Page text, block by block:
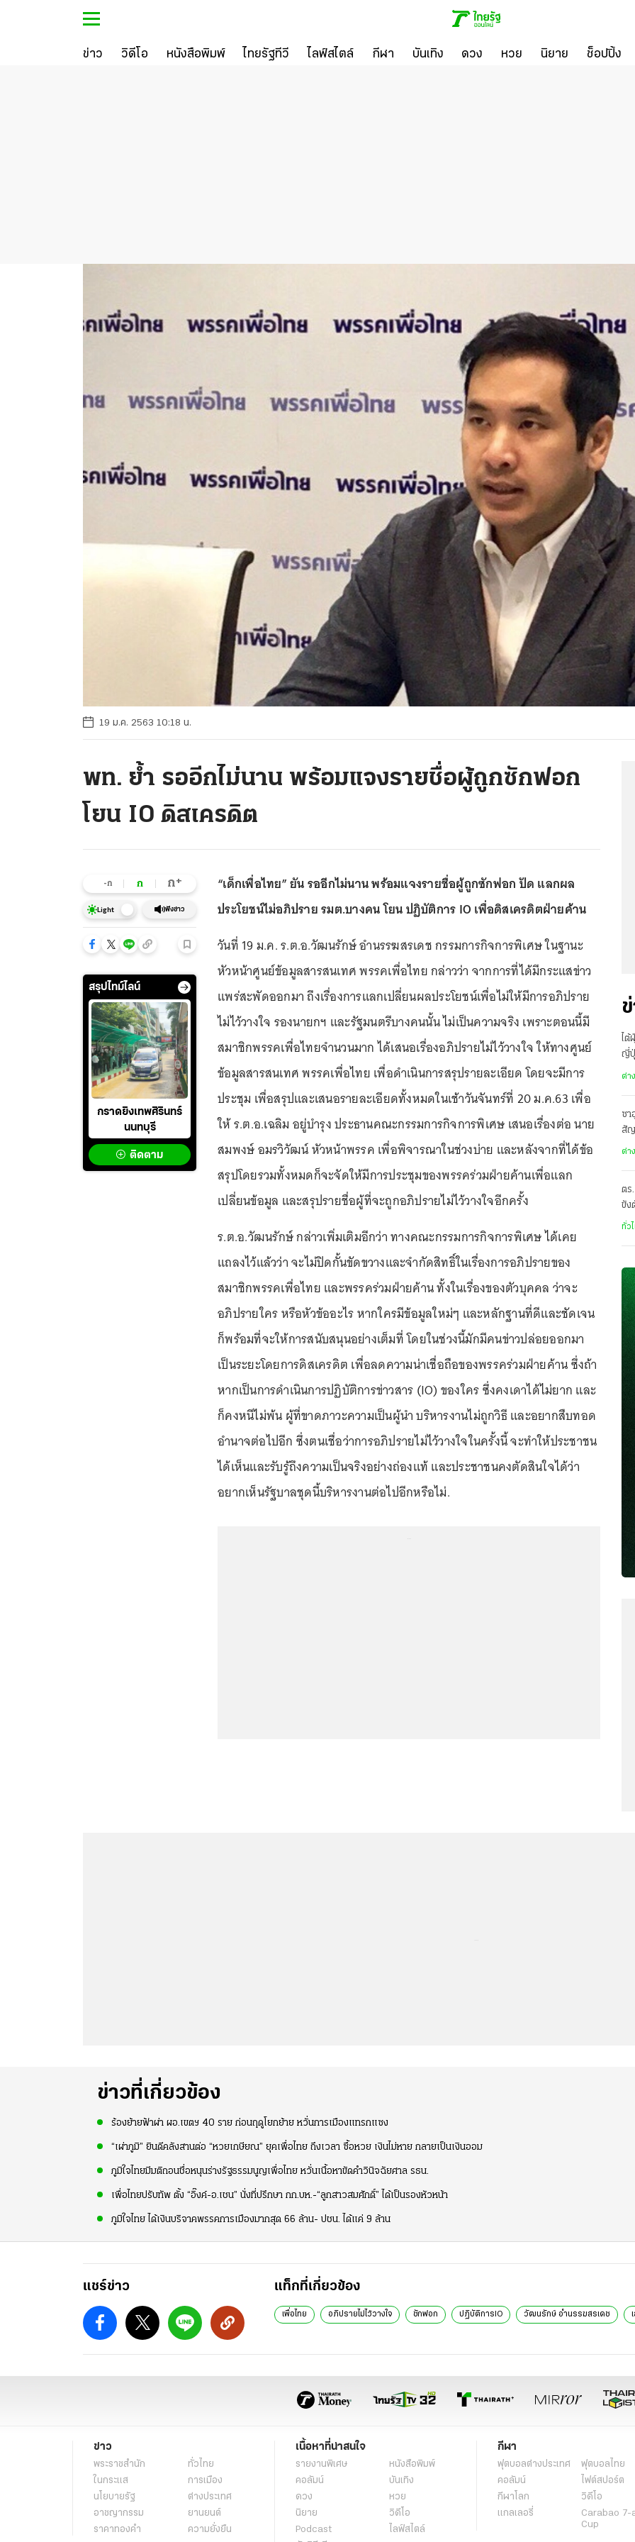
ข่าว วิดีโอ หนังสือพิมพ์ ไทยรัฐทีวี ไลฟ์สไตล์ กีฬา บันเทิง ดวง หวย นิยาย ช็อปปิ้ง
19 ม.ค. 2563 10:18 น.
พท. ย้ำ รออีกไม่นาน พร้อมแจงรายชื่อผู้ถูกซักฟอก
โยน IO ดิสเครดิต
-ก ก ก+
Light ฟังข่าว
สรุปไทม์ไลน์
กราดยิงเทพศิรินทร์
นนทบุรี
ติดตาม
“เด็กเพื่อไทย” ยัน รออีกไม่นาน พร้อมแจงรายชื่อผู้ถูกซักฟอก ปัด แลกผล
ประโยชน์ไม่อภิปราย รมต.บางคน โยน ปฏิบัติการ IO เพื่อดิสเครดิตฝ่ายค้าน
วันที่ 19 ม.ค. ร.ต.อ.วัฒนรักษ์ อำนรรฆสรเดช กรรมการกิจการพิเศษ ในฐานะ
หัวหน้าศูนย์ข้อมูลสารสนเทศ พรรคเพื่อไทย กล่าวว่า จากการที่ได้มีกระแสข่าว
แพร่สะพัดออกมา ถึงเรื่องการแลกเปลี่ยนผลประโยชน์เพื่อไม่ให้มีการอภิปราย
ไม่ไว้วางใจ รองนายกฯ และรัฐมนตรีบางคนนั้น ไม่เป็นความจริง เพราะตอนนี้มี
สมาชิกพรรคเพื่อไทยจำนวนมาก ได้เสนอเรื่องอภิปรายไม่ไว้วางใจ ให้ทางศูนย์
ข้อมูลสารสนเทศ พรรคเพื่อไทย เพื่อดำเนินการสรุปรายละเอียด โดยจะมีการ
ประชุม เพื่อสรุปและเสนอรายละเอียดทั้งหมดในเช้าวันจันทร์ที่ 20 ม.ค.63 เพื่อ
ให้ ร.ต.อ.เฉลิม อยู่บำรุง ประธานคณะกรรมการกิจการพิเศษ เสนอเรื่องต่อ นาย
สมพงษ์ อมรวิวัฒน์ หัวหน้าพรรค เพื่อพิจารณาในช่วงบ่าย และหลังจากที่ได้ข้อ
สรุปโดยรวมทั้งหมดก็จะจัดให้มีการประชุมของพรรคร่วมฝ่ายค้านเพื่อแลก
เปลี่ยนข้อมูล และสรุปรายชื่อผู้ที่จะถูกอภิปรายไม่ไว้วางใจอีกครั้ง
ร.ต.อ.วัฒนรักษ์ กล่าวเพิ่มเติมอีกว่า ทางคณะกรรมการกิจการพิเศษ ได้เคย
แถลงไว้แล้วว่า จะไม่ปิดกั้นขัดขวางและจำกัดสิทธิ์ในเรื่องการอภิปรายของ
สมาชิกพรรคเพื่อไทย และพรรคร่วมฝ่ายค้าน ทั้งในเรื่องของตัวบุคคล ว่าจะ
อภิปรายใคร หรือหัวข้ออะไร หากใครมีข้อมูลใหม่ๆ และหลักฐานที่ดีและชัดเจน
ก็พร้อมที่จะให้การสนับสนุนอย่างเต็มที่ โดยในช่วงนี้มักมีคนข่าวปล่อยออกมา
เป็นระยะโดยการดิสเครดิต เพื่อลดความน่าเชื่อถือของพรรคร่วมฝ่ายค้าน ซึ่งถ้า
หากเป็นการดำเนินการปฏิบัติการข่าวสาร (IO) ของใคร ซึ่งคงเดาได้ไม่ยาก และ
ก็คงหนีไม่พ้น ผู้ที่ขาดภาวะความเป็นผู้นำ บริหารงานไม่ถูกวิธี และอยากสืบทอด
อำนาจต่อไปอีก ซึ่งตนเชื่อว่าการอภิปรายไม่ไว้วางใจในครั้งนี้ จะทำให้ประชาชน
ได้เห็นและรับรู้ถึงความเป็นจริงอย่างถ่องแท้ และประชาชนคงตัดสินใจได้ว่า
อยากเห็นรัฐบาลชุดนี้บริหารงานต่อไปอีกหรือไม่.
ไต้
ญี่ปุ่
อ
ต่า
ซ
สั
เ
ต่า
ตร
ขัง
อั
ทั่ว
ข่าวที่เกี่ยวข้อง
ร้องย้ายฟ้าผ่า ผอ.เขตฯ 40 ราย ก่อนฤดูโยกย้าย หวั่นการเมืองแทรกแซง
“เผ่าภูมิ” ยินดีคลังสานต่อ “หวยเกษียณ” ยุคเพื่อไทย ถึงเวลา ซื้อหวย เงินไม่หาย กลายเป็นเงินออม
ภูมิใจไทยมีมติถอนชื่อหนุนร่างรัฐธรรมนูญเพื่อไทย หวั่นเนื้อหาขัดคำวินิจฉัยศาล รธน.
เพื่อไทยปรับทัพ ตั้ง “อิ๊งค์-อ.เชน” นั่งที่ปรึกษา กก.บห.-“ลูกสาวสมศักดิ์” ได้เป็นรองหัวหน้า
ภูมิใจไทย ได้เงินบริจาคพรรคการเมืองมากสุด 66 ล้าน- ปชน. ได้แค่ 9 ล้าน
แชร์ข่าว แท็กที่เกี่ยวข้อง
เพื่อไทย อภิปรายไม่ไว้วางใจ ซักฟอก ปฏิบัติการIO วัฒนรักษ์ อำนรรฆสรเดช
ข่าว
พระราชสำนัก
ทั่วไทย
ในกระแส
การเมือง
นโยบายรัฐ
ต่างประเทศ
อาชญากรรม
ยานยนต์
ราคาทองคำ
ความยั่งยืน
เนื้อหาที่น่าสนใจ
รายงานพิเศษ
หนังสือพิมพ์
คอลัมน์
บันเทิง
ดวง
หวย
นิยาย
วิดีโอ
Podcast
ไลฟ์สไตล์
กีฬา
ฟุตบอลต่่างประเทศ
ฟุตบอลไทย
คอลัมน์
ไฟต์สปอร์ต
กีฬาโลก
วิดีโอ
แกลเลอรี่
Carabao 7-
Cup